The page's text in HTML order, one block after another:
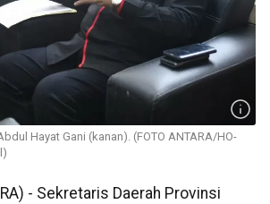
Hayat Gani (kanan). (FOTO ANTARA/HO-
- Sekretaris Daerah Provinsi